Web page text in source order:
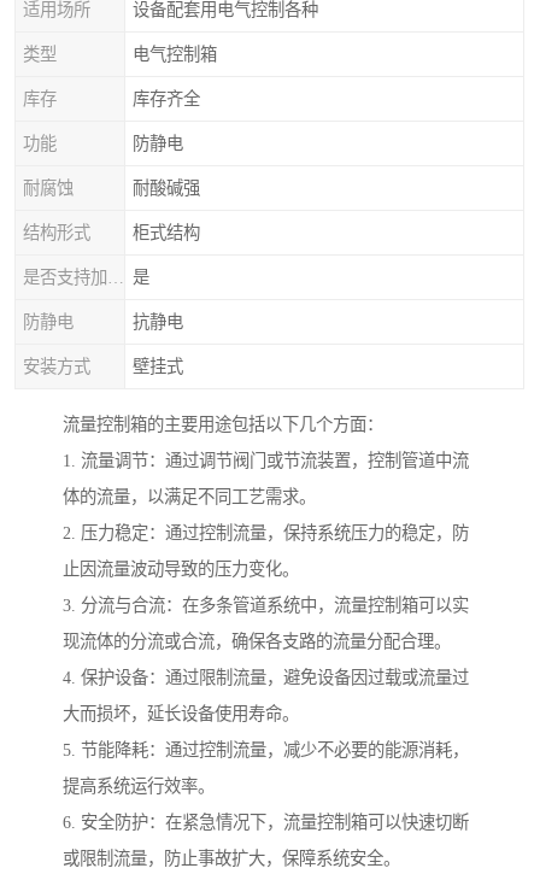
适用场所 设备配套用电气控制各种
类型 电气控制箱
库存 库存齐全
功能 防静电
耐腐蚀 耐酸碱强
结构形式 柜式结构
是
防静电 抗静电
安装方式 壁挂式
流量控制箱的主要用途包括以下几个方面：
1. 流量调节：通过调节阀门或节流装置，控制管道中流
体的流量，以满足不同工艺需求。
2. 压力稳定：通过控制流量，保持系统压力的稳定，防
止因流量波动导致的压力变化。
3. 分流与合流：在多条管道系统中，流量控制箱可以实
现流体的分流或合流，确保各支路的流量分配合理。
4. 保护设备：通过限制流量，避免设备因过载或流量过
大而损坏，延长设备使用寿命。
5. 节能降耗：通过控制流量，减少不必要的能源消耗，
提高系统运行效率。
6. 安全防护：在紧急情况下，流量控制箱可以快速切断
或限制流量，防止事故扩大，保障系统安全。